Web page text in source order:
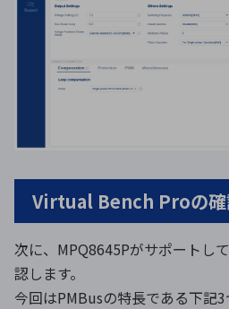
Virtual Bench Proの確
次に、MPQ8645Pがサポートし
認します。
今回はPMBusの特長である下記3